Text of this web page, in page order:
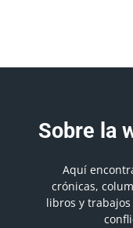
Sobre la
Aquí
crónicas,
libros y